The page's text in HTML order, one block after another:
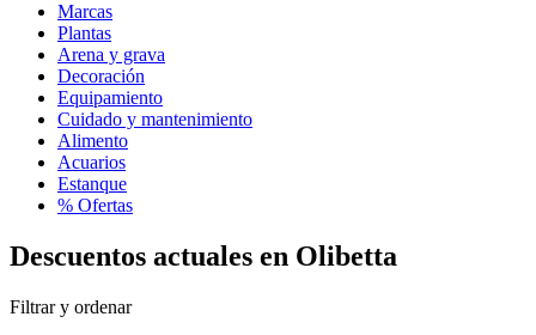
Marcas
Plantas
Arena y grava
Decoración
Equipamiento
Cuidado y mantenimiento
Alimento
Acuarios
Estanque
% Ofertas
Descuentos actuales en Olibetta
Filtrar y ordenar